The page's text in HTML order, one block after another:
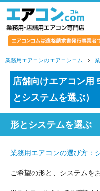
業務用エアコンのエアコンコム
店舗向けエアコン用
とシステムを選ぶ）
形とシステムを選ぶ
業務用エアコンの選び方：
ご希望の形と、システムを